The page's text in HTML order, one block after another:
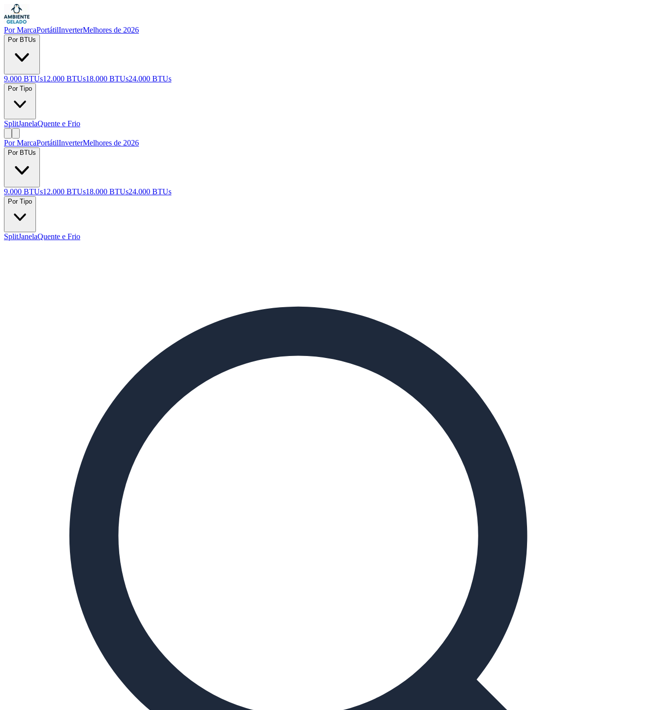
Por MarcaPortátilInverterMelhores de 2026
Por BTUs
9.000 BTUs12.000 BTUs18.000 BTUs24.000 BTUs
Por Tipo
SplitJanelaQuente e Frio
Por MarcaPortátilInverterMelhores de 2026
Por BTUs
9.000 BTUs12.000 BTUs18.000 BTUs24.000 BTUs
Por Tipo
SplitJanelaQuente e Frio